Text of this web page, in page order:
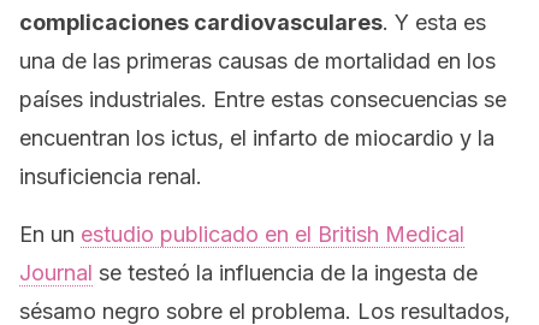
complicaciones cardiovasculares. Y esta es
una de las primeras causas de mortalidad en los
países industriales. Entre estas consecuencias se
encuentran los ictus, el infarto de miocardio y la
insuficiencia renal.
En un estudio publicado en el British Medical
Journal se testeó la influencia de la ingesta de
sésamo negro sobre el problema. Los resultados,